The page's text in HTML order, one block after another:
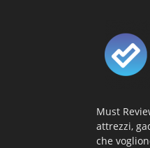
Must
attrezzi,
che